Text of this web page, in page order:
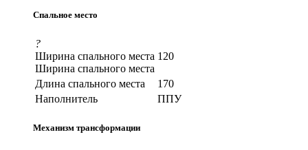
Спальное место
?
Ширина спального места
Ширина спального места
120
Длина спального места
170
Наполнитель
ППУ
Механизм трансформации